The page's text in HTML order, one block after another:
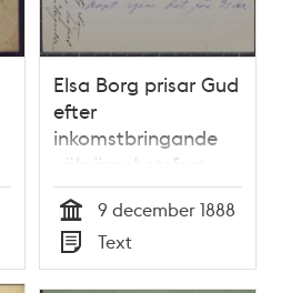
Elsa Borg prisar Gud
efter
inkomstbringande
välgörenhetsfest –
brev till Thekla
Wadström
Tid
9 december 1888
Typ
Text